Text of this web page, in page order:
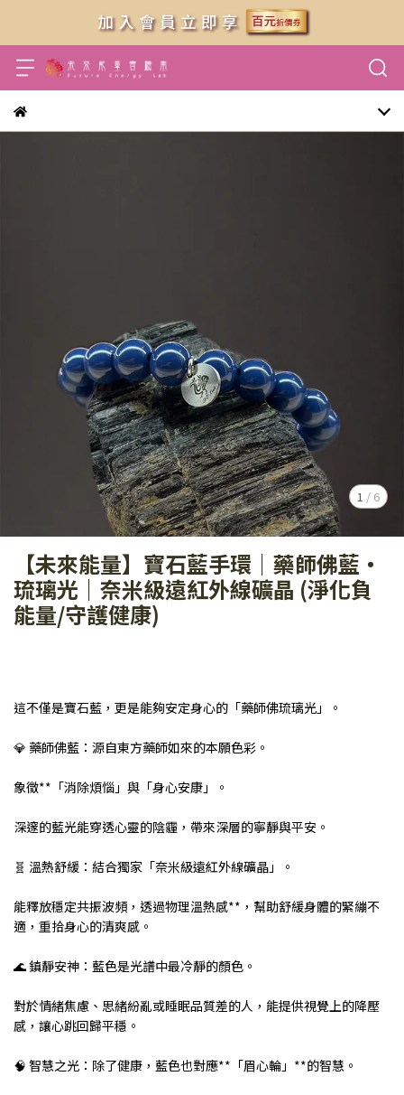
1 / 6
【未來能量】寶石藍手環｜藥師佛藍・
琉璃光｜奈米級遠紅外線礦晶 (淨化負
能量/守護健康)
這不僅是寶石藍，更是能夠安定身心的「藥師佛琉璃光」。
💎 藥師佛藍：源自東方藥師如來的本願色彩。
象徵**「消除煩惱」與「身心安康」。
深邃的藍光能穿透心靈的陰霾，帶來深層的寧靜與平安。
🧬 溫熱舒緩：結合獨家「奈米級遠紅外線礦晶」。
能釋放穩定共振波頻，透過物理溫熱感**，幫助舒緩身體的緊繃不
適，重拾身心的清爽感。
🌊 鎮靜安神：藍色是光譜中最冷靜的顏色。
對於情緒焦慮、思緒紛亂或睡眠品質差的人，能提供視覺上的降壓
感，讓心跳回歸平穩。
🧠 智慧之光：除了健康，藍色也對應**「眉心輪」**的智慧。